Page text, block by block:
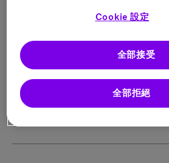
筛选结果
Clinical Data Scientist/
地点:多个地点
Cookie 設定
全部拒絕
全部接受